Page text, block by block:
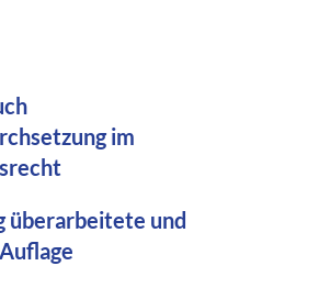
im
überarbeitete und